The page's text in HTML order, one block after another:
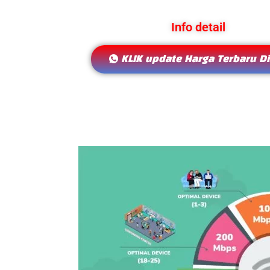
Info detail
KLIK update Harga Terbaru